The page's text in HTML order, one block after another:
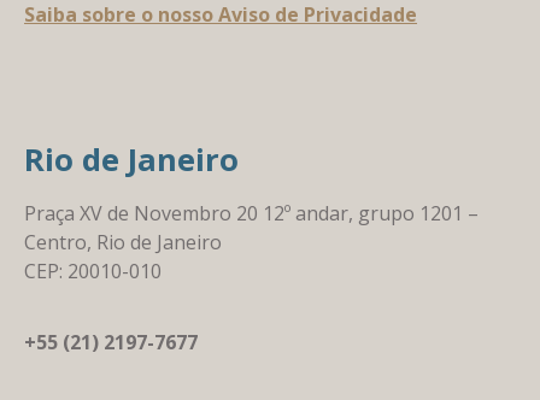
Saiba sobre o nosso Aviso de Privacidade
Rio de Janeiro
Praça XV de Novembro 20 12º andar, grupo 1201 –
Centro, Rio de Janeiro
CEP: 20010-010
+55 (21) 2197-7677